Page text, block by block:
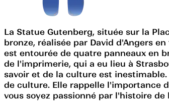
La Statue Gutenberg, située sur la
bronze, réalisée par David d'Angers
est entourée de quatre panneaux en
de l'imprimerie, qui a eu lieu à
savoir et de la culture est
de culture. Elle rappelle l'importance
vous soyez passionné par l'histoire